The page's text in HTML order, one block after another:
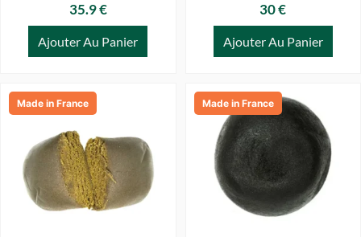
35.9 €
Ajouter Au Panier
30 €
Ajouter Au Panier
Made in France
Ce
produit
plusieurs
variations.
Les
options
Made in France
Ce
produit
a
variations.
Les
options